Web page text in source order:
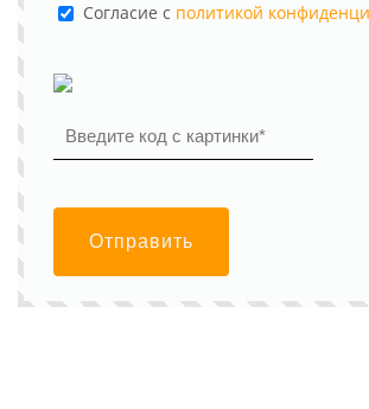
Cогласие с политикой
Отправить